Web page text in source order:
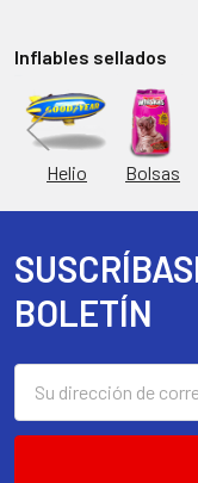
Inflables sellados
Helio Bolsas
Footer
BOLETÍN
correo